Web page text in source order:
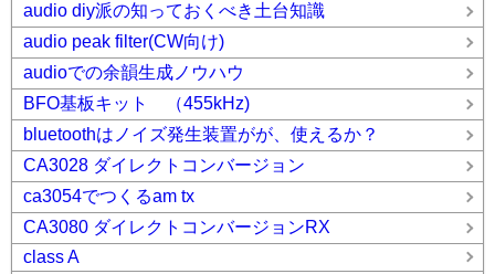
audio diy派の知っておくべき土台知識
audio peak filter(CW向け)
audioでの余韻生成ノウハウ
BFO基板キット （455kHz)
bluetoothはノイズ発生装置がが、使えるか？
CA3028 ダイレクトコンバージョン
ca3054でつくるam tx
CA3080 ダイレクトコンバージョンRX
class A